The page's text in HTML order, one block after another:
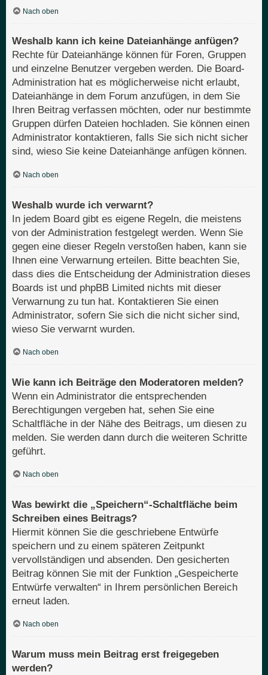
Nach oben
Weshalb kann ich keine Dateianhänge anfügen?
Rechte für Dateianhänge können für Foren, Gruppen
und einzelne Benutzer vergeben werden. Die Board-
Administration hat es möglicherweise nicht erlaubt,
Dateianhänge in dem Forum anzufügen, in dem Sie
Ihren Beitrag verfassen möchten, oder nur bestimmte
Gruppen dürfen Dateien hochladen. Sie können einen
Administrator kontaktieren, falls Sie sich nicht sicher
sind, wieso Sie keine Dateianhänge anfügen können.
Nach oben
Weshalb wurde ich verwarnt?
In jedem Board gibt es eigene Regeln, die meistens
von der Administration festgelegt werden. Wenn Sie
gegen eine dieser Regeln verstoßen haben, kann sie
Ihnen eine Verwarnung erteilen. Bitte beachten Sie,
dass dies die Entscheidung der Administration dieses
Boards ist und phpBB Limited nichts mit dieser
Verwarnung zu tun hat. Kontaktieren Sie einen
Administrator, sofern Sie sich die nicht sicher sind,
wieso Sie verwarnt wurden.
Nach oben
Wie kann ich Beiträge den Moderatoren melden?
Wenn ein Administrator die entsprechenden
Berechtigungen vergeben hat, sehen Sie eine
Schaltfläche in der Nähe des Beitrags, um diesen zu
melden. Sie werden dann durch die weiteren Schritte
geführt.
Nach oben
Was bewirkt die „Speichern“-Schaltfläche beim
Schreiben eines Beitrags?
Hiermit können Sie die geschriebene Entwürfe
speichern und zu einem späteren Zeitpunkt
vervollständigen und absenden. Den gesicherten
Beitrag können Sie mit der Funktion „Gespeicherte
Entwürfe verwalten“ in Ihrem persönlichen Bereich
erneut laden.
Nach oben
Warum muss mein Beitrag erst freigegeben
werden?